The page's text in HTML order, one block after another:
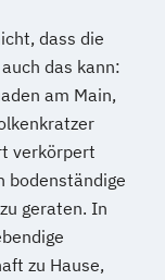
dass die
das kann:
am Main,
verkörpert
bodenständige
geraten. In
zu Hause,